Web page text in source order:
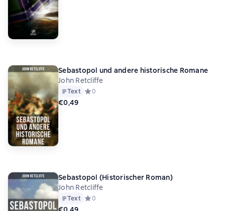
Sebastopol und andere historische Romane
John Retcliffe
Text Средний рейтинг 0 на основе 0 оценок
0
€0,49
Sebastopol (Historischer Roman)
John Retcliffe
Text Средний рейтинг 0 на основе 0 оценок
0